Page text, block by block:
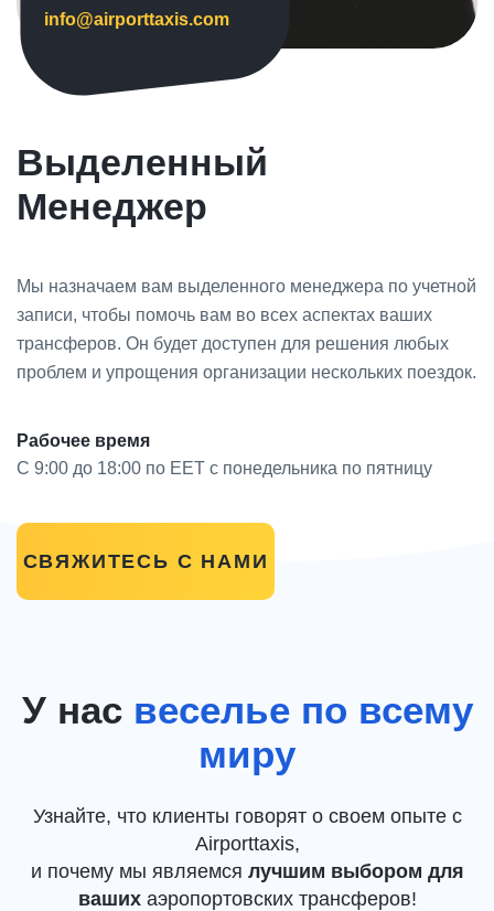
info@airporttaxis.com
Выделенный
Менеджер
Мы назначаем вам выделенного менеджера по учетной
записи, чтобы помочь вам во всех аспектах ваших
трансферов. Он будет доступен для решения любых
проблем и упрощения организации нескольких поездок.
Рабочее время
С 9:00 до 18:00 по EET с понедельника по пятницу
СВЯЖИТЕСЬ С НАМИ
У нас веселье по всему
миру
Узнайте, что клиенты говорят о своем опыте с
Airporttaxis,
и почему мы являемся лучшим выбором для
ваших аэропортовских трансферов!